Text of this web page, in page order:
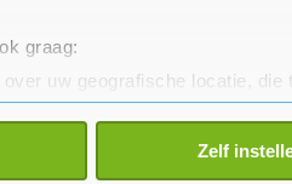
graag:
uw geografische locatie,
door het actief te scannen op
gegevens worden
of intrekken in de
Zelf